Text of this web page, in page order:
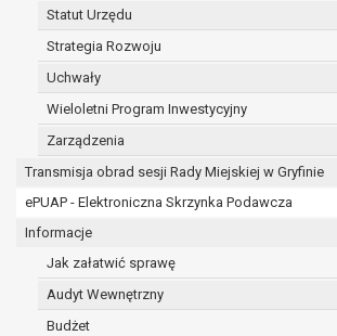
Statut Urzędu
Strategia Rozwoju
Uchwały
Wieloletni Program Inwestycyjny
Zarządzenia
Transmisja obrad sesji Rady Miejskiej w Gryfinie
ePUAP - Elektroniczna Skrzynka Podawcza
Informacje
Jak załatwić sprawę
Audyt Wewnętrzny
Budżet
W przypadku, gdy dane osobowe
której dane dotyczą przetwarzanie
W przypadku, gdy dane osobowe
umowy przetwarzanie odbywa się
umowy, a po tym czasie w
zabezpieczenia ewentualnych
przetwarzanie danych po
tej zgody.
Ponadto w przypadku umów o
pozyskania przechowywane są
danego projektu i konieczności
kontrolnych.
W związku z przetwarzaniem